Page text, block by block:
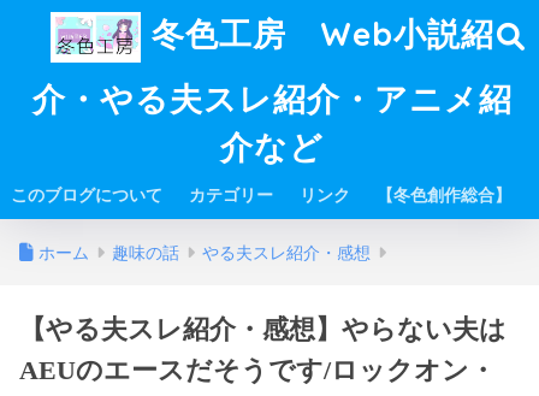
冬色工房 Web小説紹
介・やる夫スレ紹介・アニメ紹
介など
このブログについて カテゴリー リンク 【冬色創作総合】
ホーム 趣味の話 やる夫スレ紹介・感想
【やる夫スレ紹介・感想】やらない夫は
AEUのエースだそうです/ロックオン・